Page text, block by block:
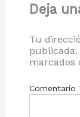
Deja
Tu
publicada.
marcados
Comentario